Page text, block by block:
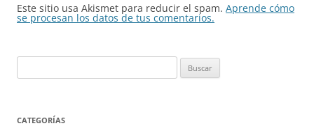
Este sitio usa Akismet para reducir el spam. Aprende cómo
se procesan los datos de tus comentarios.
CATEGORÍAS